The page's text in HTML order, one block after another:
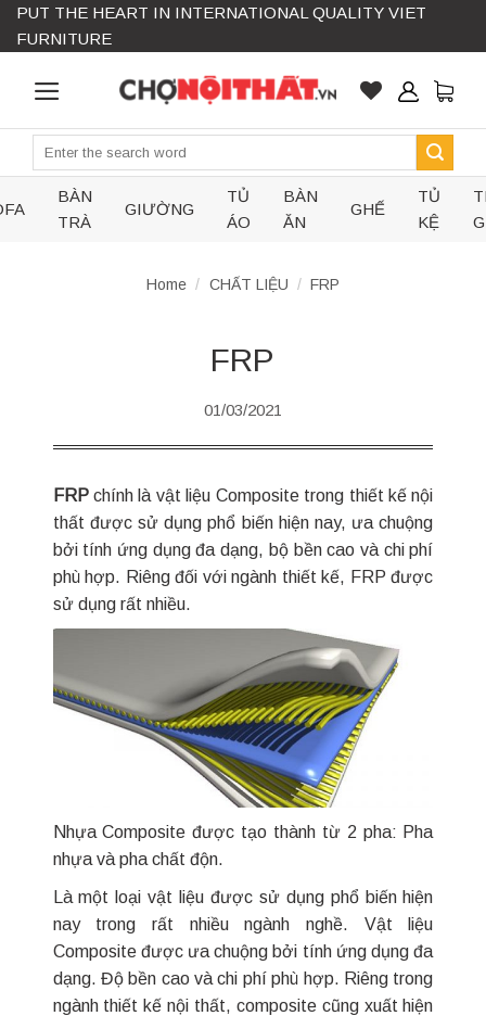
Skip
PUT THE HEART IN INTERNATIONAL QUALITY VIET
FURNITURE
Search
BÀN
TRÀ
GIƯỜNG
TỦ
ÁO
BÀN
ĂN
GHẾ
TỦ
KỆ
Home / CHẤT LIỆU / FRP
FRP
01/03/2021
FRPchính là vật liệu Composite trong thiết kế nội
thất được sử dụng phổ biến hiện nay, ưa chuộng
bởi tính ứng dụng đa dạng, bộ bền cao và chi phí
phù hợp. Riêng đối với ngành thiết kế, FRP được
sử dụng rất nhiều.
Nhựa Composite được tạo thành từ 2 pha: Pha
nhựa và pha chất độn.
Là một loại vật liệu được sử dụng phổ biến hiện
nay trong rất nhiều ngành nghề. Vật liệu
Composite được ưa chuộng bởi tính ứng dụng đa
dạng. Độ bền cao và chi phí phù hợp. Riêng trong
ngành thiết kế nội thất, composite cũng xuất hiện